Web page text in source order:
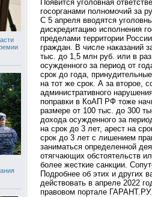
Появится уголовная
госорганами полномочий за
С 5 апреля вводятся
дискредитацию исполнения
пределами территории
граждан. В числе наказаний
тыс. до 1,5 млн руб. или в
осужденного за период от
срок до года,
на тот же срок. А за второе,
административного
поправки в КоАП РФ тоже
размере от 100 тыс. до 300
дохода осужденного за
на срок до 3 лет, арест на
срок до 3 лет с лишением
заниматься определенной
отягчающих обстоятельств
более жесткие санкции.
Подробнее об этих и других
действовать в апреле 2022
правовом портале ГАРАНТ.РУ.